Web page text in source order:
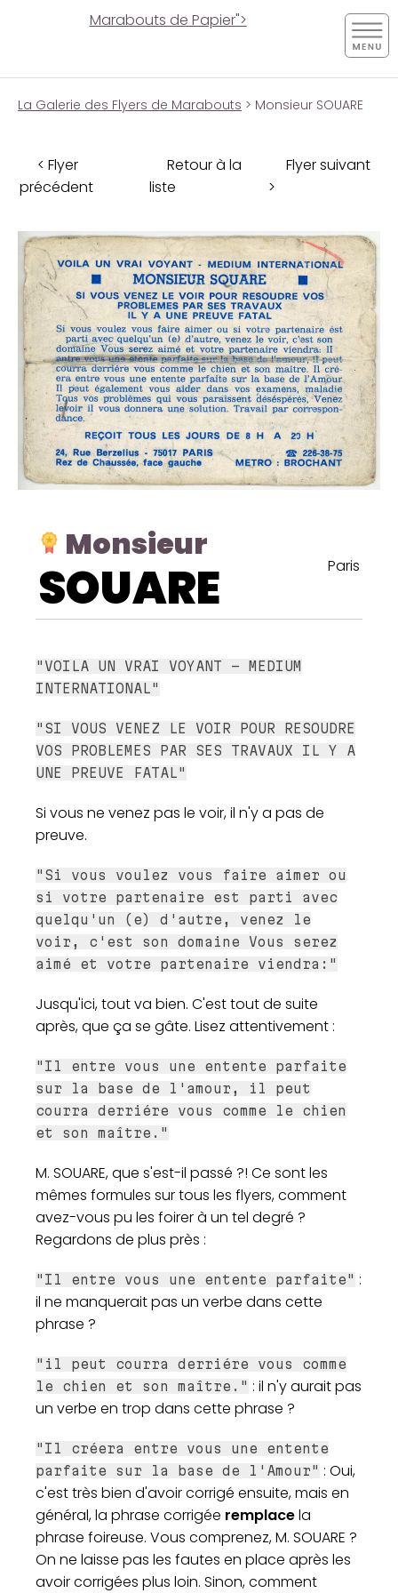
Marabouts de Papier">
La Galerie des Flyers de Marabouts > Monsieur SOUARE
< Flyer
précédent
Retour à la
liste
Flyer suivant
>
Monsieur
SOUARE Paris
"VOILA UN VRAI VOYANT - MEDIUM
INTERNATIONAL"
"SI VOUS VENEZ LE VOIR POUR RESOUDRE
VOS PROBLEMES PAR SES TRAVAUX IL Y A
UNE PREUVE FATAL"
Si vous ne venez pas le voir, il n'y a pas de
preuve.
"Si vous voulez vous faire aimer ou
si votre partenaire est parti avec
quelqu'un (e) d'autre, venez le
voir, c'est son domaine Vous serez
aimé et votre partenaire viendra:"
Jusqu'ici, tout va bien. C'est tout de suite
après, que ça se gâte. Lisez attentivement :
"Il entre vous une entente parfaite
sur la base de l'amour, il peut
courra derriére vous comme le chien
et son maître."
M. SOUARE, que s'est-il passé ?! Ce sont les
mêmes formules sur tous les flyers, comment
avez-vous pu les foirer à un tel degré ?
Regardons de plus près :
"Il entre vous une entente parfaite" :
il ne manquerait pas un verbe dans cette
phrase ?
"il peut courra derriére vous comme
le chien et son maître." : il n'y aurait pas
un verbe en trop dans cette phrase ?
"Il créera entre vous une entente
parfaite sur la base de l'Amour" : Oui,
c'est très bien d'avoir corrigé ensuite, mais en
général, la phrase corrigée remplacela
phrase foireuse. Vous comprenez, M. SOUARE ?
On ne laisse pas les fautes en place après les
avoir corrigées plus loin. Sinon, comment